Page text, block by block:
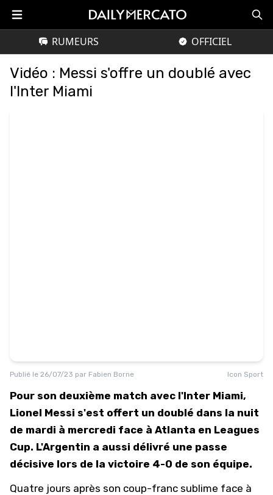
RUMEURS OFFICIEL
Vidéo : Messi s'offre un doublé avec
l'Inter Miami
Publié le 26/07/23 par Fabien Borne Icon Sport
Pour son deuxième match avec l'Inter Miami,
Lionel Messi s'est offert un doublé dans la nuit
de mardi à mercredi face à Atlanta en Leagues
Cup. L'Argentin a aussi délivré une passe
décisive lors de la victoire 4-0 de son équipe.
Quatre jours après son coup-franc sublime face à